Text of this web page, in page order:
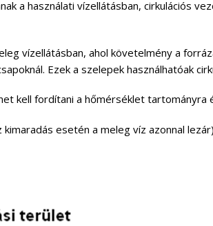
a használati vízellátásban, cirkulációs
vízellátásban, ahol követelmény a
Ezek a szelepek használhatóak
kell fordítani a hőmérséklet tartományra
esetén a meleg víz azonnal lezár)